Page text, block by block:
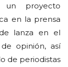
un proyecto
en la prensa
lanza en el
opinión, así
de periodistas